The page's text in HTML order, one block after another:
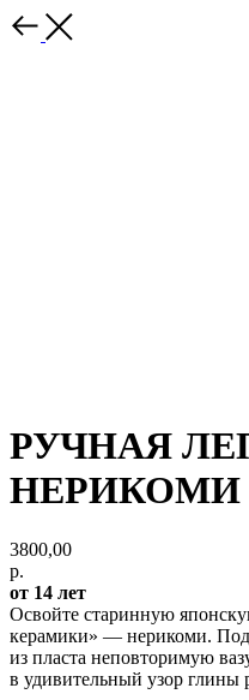
РУЧНАЯ
НЕРИКОМИ
3800,00
р.
от 14 лет
Освойте старинную
керамики» — нерикоми. Под
из пласта неповторимую
в удивительный узор глины